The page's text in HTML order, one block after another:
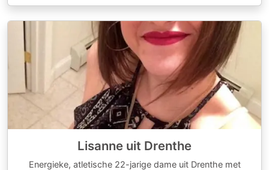
Lisanne uit Drenthe
Energieke, atletische 22-jarige dame uit Drenthe met